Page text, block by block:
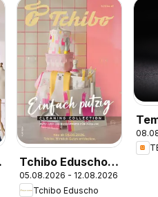
Tchibo Eduscho
Tchibo Magazin
05.08.2026 - 12.08.2026
Tchibo Eduscho